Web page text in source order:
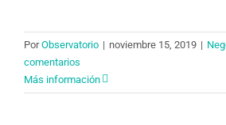
PorObservatorio | noviembre 15, 2019 |
comentarios
Más información